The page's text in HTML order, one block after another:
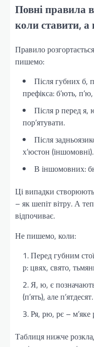
Повні правила
коли ставити, а
Правило
пишемо:
Після губних б,
префікса: б’ють,
Після р перед я,
пор’ятувати.
Після
х’юстон (іншомовні).
В іншомовних:
Ці випадки створюють
– як шепіт вітру. А
відпочиває.
Не пишемо, коли:
Перед губним
р: цвях, свято,
Я, ю, є
(п’ять), але п’ятдесят.
Ря, рю, рє – м’яке
Таблиця нижче